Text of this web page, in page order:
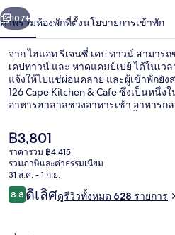
ซี่
เคป
ทาวน์
า
ถัดไป
107+
ภาพรวมห้องพักที่ตั้งนโยบายการเข้าพัก
จาก ไฮแอท รีเจนซี่ เคป ทาวน์ สามา
เคปทาวน์ และ หาดแคมป์เบย์ ได้ในเว
แจ้งให้ไปแช่ผ่อนคลาย และผู้เข้าพักยั
126 Cape Kitchen & Cafe ซึ่งเป็นหนึ่
อาหารฮาลาลช่วงอาหารเช้า อาหารก
และฟิตเนส นักเดินทางหลายคนถูกใจพ
ราคา
ปัจจุบัน
฿3,801
฿3,801
ราคารวม ฿4,415
รวมภาษีและค่าธรรมเนียม
31 ส.ค. - 1 ก.ย.
รีวิว
8.88.8 จาก 10
ดีเลิศดูรีวิวทั้งหมด 628 รายการ